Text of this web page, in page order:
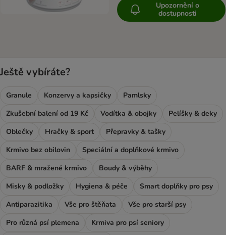
Upozornění o
dostupnosti
Ještě vybíráte?
Granule Konzervy a kapsičky
Pamlsky
Zkušební balení od 19 Kč
Vodítka & obojky
Pelíšky & deky
Oblečky
Hračky & sport
Přepravky & tašky
Krmivo bez obilovin
Speciální a doplňkové krmivo
BARF & mražené krmivo
Boudy & výběhy
Misky & podložky
Hygiena & péče
Smart doplňky pro psy
Antiparazitika
Vše pro štěňata
Vše pro starší psy
Pro různá psí plemena
Krmiva pro psí seniory